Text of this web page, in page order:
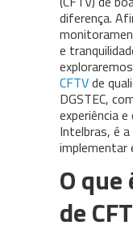
diferença.
e
CFTVde
DGSTEC,
experiência
Intelbras, é
implementar
O
de